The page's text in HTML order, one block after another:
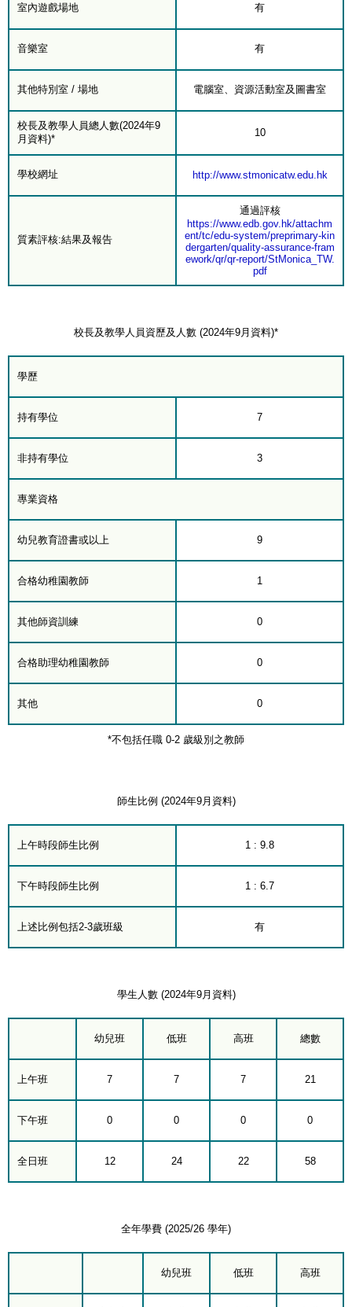
室內遊戲場地 有
音樂室 有
其他特別室 / 場地 電腦室、資源活動室及圖書室
校長及教學人員總人數(2024年9
月資料)*
10
學校網址 http://www.stmonicatw.edu.hk
質素評核:結果及報告
通過評核
https://www.edb.gov.hk/attachm
ent/tc/edu-system/preprimary-kin
dergarten/quality-assurance-fram
ework/qr/qr-report/StMonica_TW.
pdf
校長及教學人員資歷及人數 (2024年9月資料)*
學歷
持有學位 7
非持有學位 3
專業資格
幼兒教育證書或以上 9
合格幼稚園教師 1
其他師資訓練 0
合格助理幼稚園教師 0
其他 0
*不包括任職 0-2 歲級別之教師
師生比例 (2024年9月資料)
上午時段師生比例 1 : 9.8
下午時段師生比例 1 : 6.7
上述比例包括2-3歲班級 有
學生人數 (2024年9月資料)
幼兒班 低班 高班 總數
上午班 7 7 7 21
下午班 0 0 0 0
全日班 12 24 22 58
全年學費 (2025/26 學年)
幼兒班 低班 高班